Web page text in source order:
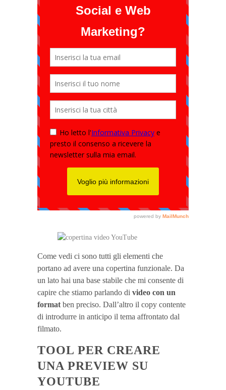
Come vedi ci sono tutti gli elementi che
portano ad avere una copertina funzionale. Da
un lato hai una base stabile che mi consente di
capire che stiamo parlando di video con un
format ben preciso. Dall’altro il copy contente
di introdurre in anticipo il tema affrontato dal
filmato.
TOOL PER CREARE
UNA PREVIEW SU
YOUTUBE